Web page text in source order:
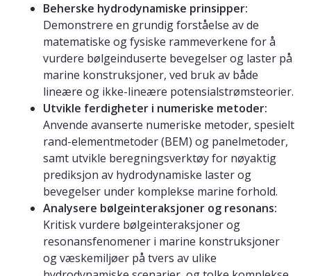
Beherske hydrodynamiske prinsipper:
Demonstrere en grundig forståelse av de
matematiske og fysiske rammeverkene for å
vurdere bølgeinduserte bevegelser og laster på
marine konstruksjoner, ved bruk av både
lineære og ikke-lineære potensialstrømsteorier.
Utvikle ferdigheter i numeriske metoder:
Anvende avanserte numeriske metoder, spesielt
rand-elementmetoder (BEM) og panelmetoder,
samt utvikle beregningsverktøy for nøyaktig
prediksjon av hydrodynamiske laster og
bevegelser under komplekse marine forhold.
Analysere bølgeinteraksjoner og resonans:
Kritisk vurdere bølgeinteraksjoner og
resonansfenomener i marine konstruksjoner
og væskemiljøer på tvers av ulike